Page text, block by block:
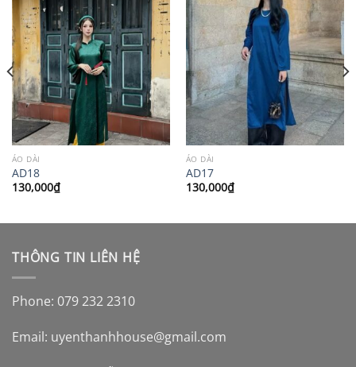
ÁO DÀI
AD18
130,000₫
ÁO DÀI
AD17
130,000₫
THÔNG TIN LIÊN HỆ
Phone: 079 232 2310
Email: uyenthanhhouse@gmail.com